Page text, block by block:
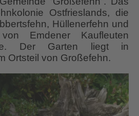
Ostfrieslands, die
Hüllenerfehn und
von Emdener Kaufleuten
Der Garten liegt in
Ortsteil von Großefehn.